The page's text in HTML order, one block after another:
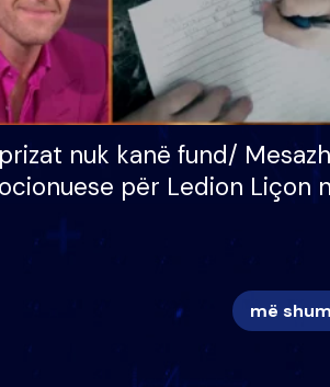
nuk kanë fund/
për Ledion Liçon
më